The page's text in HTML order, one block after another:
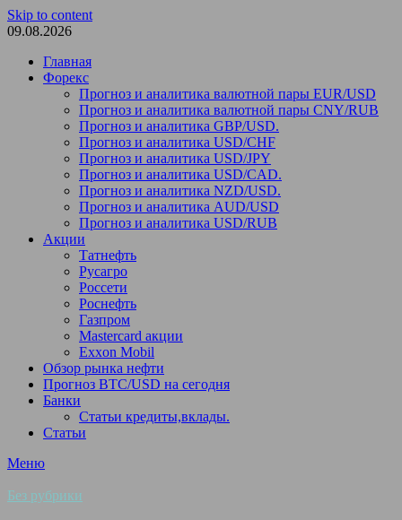
Skip to content
09.08.2026
Главная
Форекс
Прогноз и аналитика валютной пары EUR/USD
Прогноз и аналитика валютной пары CNY/RUB
Прогноз и аналитика GBP/USD.
Прогноз и аналитика USD/CHF
Прогноз и аналитика USD/JPY
Прогноз и аналитика USD/CAD.
Прогноз и аналитика NZD/USD.
Прогноз и аналитика AUD/USD
Прогноз и аналитика USD/RUB
Акции
Татнефть
Русагро
Россети
Роснефть
Газпром
Mastercard акции
Exxon Mobil
Обзор рынка нефти
Прогноз BTC/USD на сегодня
Банки
Статьи кредиты,вклады.
Статьи
Меню
Без рубрики